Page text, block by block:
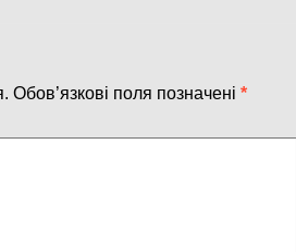
Обов’язкові поля позначені *